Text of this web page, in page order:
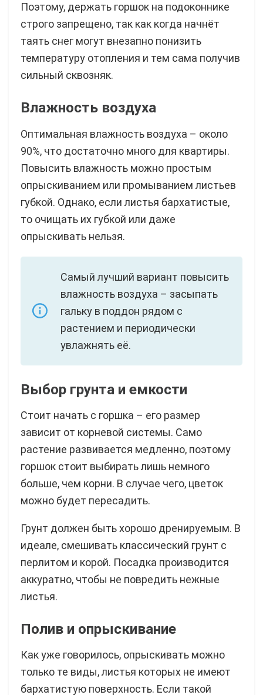
Поэтому, держать горшок на подоконнике
строго запрещено, так как когда начнёт
таять снег могут внезапно понизить
температуру отопления и тем сама получив
сильный сквозняк.
Влажность воздуха
Оптимальная влажность воздуха – около
90%, что достаточно много для квартиры.
Повысить влажность можно простым
опрыскиванием или промыванием листьев
губкой. Однако, если листья бархатистые,
то очищать их губкой или даже
опрыскивать нельзя.
Самый лучший вариант повысить
влажность воздуха – засыпать
гальку в поддон рядом с
растением и периодически
увлажнять её.
Выбор грунта и емкости
Стоит начать с горшка – его размер
зависит от корневой системы. Само
растение развивается медленно, поэтому
горшок стоит выбирать лишь немного
больше, чем корни. В случае чего, цветок
можно будет пересадить.
Грунт должен быть хорошо дренируемым. В
идеале, смешивать классический грунт с
перлитом и корой. Посадка производится
аккуратно, чтобы не повредить нежные
листья.
Полив и опрыскивание
Как уже говорилось, опрыскивать можно
только те виды, листья которых не имеют
бархатистую поверхность. Если такой